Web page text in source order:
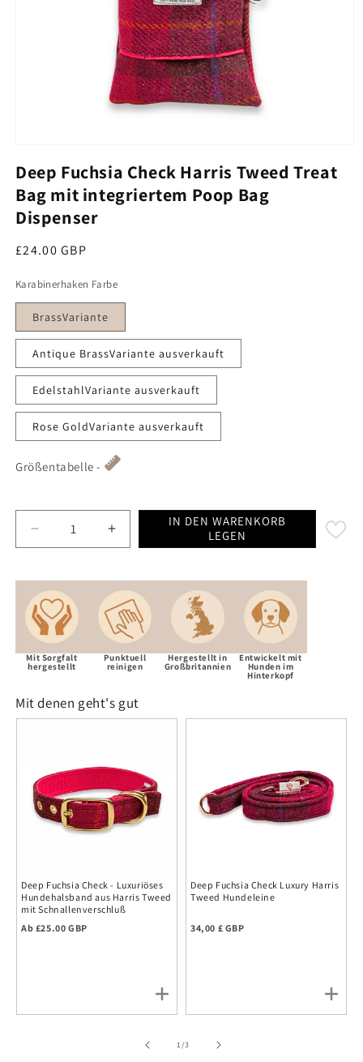
Deep Fuchsia Check Harris Tweed Treat
Bag mit integriertem Poop Bag
Dispenser
Regulärer Preis
£24.00 GBP
Karabinerhaken Farbe
BrassVariante
Antique BrassVariante ausverkauft
EdelstahlVariante ausverkauft
Rose GoldVariante ausverkauft
Größentabelle -
Decrease quantity for Deep Fuchsia Check
Increase quantity for Deep Fuchsia
IN DEN WARENKORB
LEGEN
Mit Sorgfalt
hergestellt
Punktuell
reinigen
Hergestellt in
Großbritannien
Entwickelt mit
Hunden im
Hinterkopf
Mit denen geht's gut
Deep Fuchsia Check - Luxuriöses
Hundehalsband aus Harris Tweed
mit Schnallenverschluß
Regulärer Preis
Ab £25.00 GBP
Deep Fuchsia Check Luxury Harris
Tweed Hundeleine
Regulärer Preis
34,00 £ GBP
1/of
3